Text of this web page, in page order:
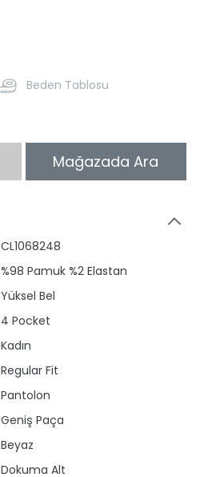
Beden Tablosu
Mağazada Ara
CL1068248
%98 Pamuk %2 Elastan
Yüksel Bel
4 Pocket
Kadın
Regular Fit
Pantolon
Geniş Paça
Beyaz
Dokuma Alt